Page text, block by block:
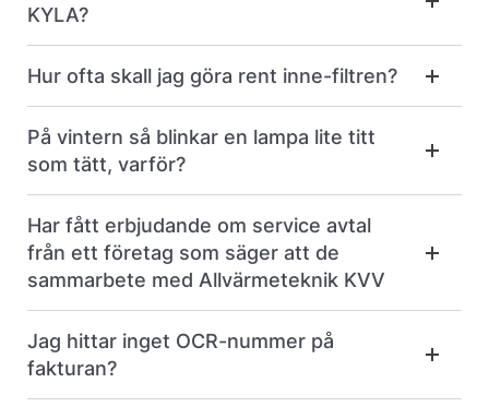
KYLA?
Hur ofta skall jag göra rent inne-filtren?
På vintern så blinkar en lampa lite titt
som tätt, varför?
Har fått erbjudande om service avtal
från ett företag som säger att de
sammarbete med Allvärmeteknik KVV
Jag hittar inget OCR-nummer på
fakturan?